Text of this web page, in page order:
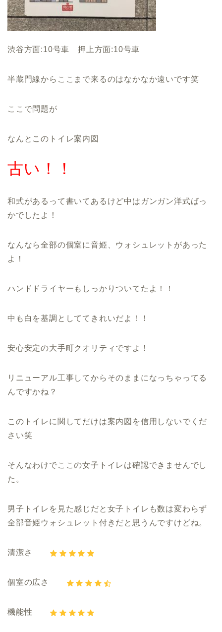
渋谷方面:10号車 押上方面:10号車
半蔵門線からここまで来るのはなかなか遠いです笑
ここで問題が
なんとこのトイレ案内図
古い！！
和式があるって書いてあるけど中はガンガン洋式ばっ
かでしたよ！
なんなら全部の個室に音姫、ウォシュレットがあった
よ！
ハンドドライヤーもしっかりついてたよ！！
中も白を基調としててきれいだよ！！
安心安定の大手町クオリティですよ！
リニューアル工事してからそのままになっちゃってる
んですかね？
このトイレに関してだけは案内図を信用しないでくだ
さい笑
そんなわけでここの女子トイレは確認できませんでし
た。
男子トイレを見た感じだと女子トイレも数は変わらず
全部音姫ウォシュレット付きだと思うんですけどね。
清潔さ
個室の広さ
機能性